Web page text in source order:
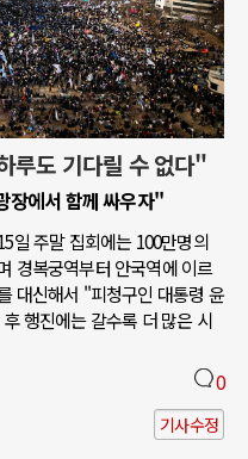
루도 기다릴 수 없다"
장에서 함께 싸우자"
일 주말 집회에는 100만명의
경복궁역부터 안국역에 이르
대신해서 "피청구인 대통령 윤
행진에는 갈수록 더 많은 시
0
기사수정